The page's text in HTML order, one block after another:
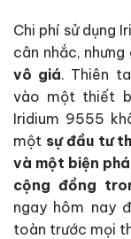
Chi phí sử dụng
cân nhắc, nhưng
vô giá. Thiên
vào một thiết
Iridium 9555
một sự đầu tư
và một biện
cộng đồng
ngay hôm nay
toàn trước mọi